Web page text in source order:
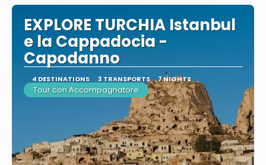
EXPLORE TURCHIA Istanbul
e la Cappadocia -
Capodanno
4 DESTINATIONS 3 TRANSPORTS 7 NIGHTS
Tour con Accompagnatore